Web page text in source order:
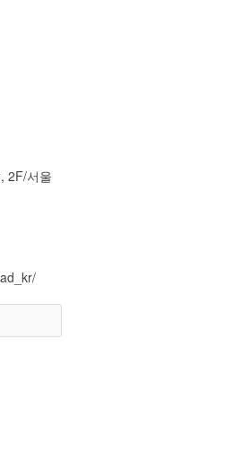
2F/서울